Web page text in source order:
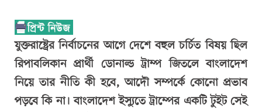
যুক্তরাষ্ট্রের নির্বাচনের আগে দেশে বহুল চর্চিত বিষয় ছিল
রিপাবলিকান প্রার্থী ডোনাল্ড ট্রাম্প জিতলে বাংলাদেশ
নিয়ে তার নীতি কী হবে, আদৌ সম্পর্কে কোনো প্রভাব
পড়বে কি না। বাংলাদেশ ইস্যুতে ট্রাম্পের একটি টুইট সেই